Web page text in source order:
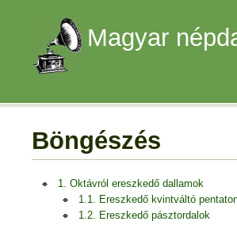
Magyar
Böngészés
1. Oktávról ereszkedő dallamok
1.1. Ereszkedő kvintváltó
1.2. Ereszkedő pásztordalok